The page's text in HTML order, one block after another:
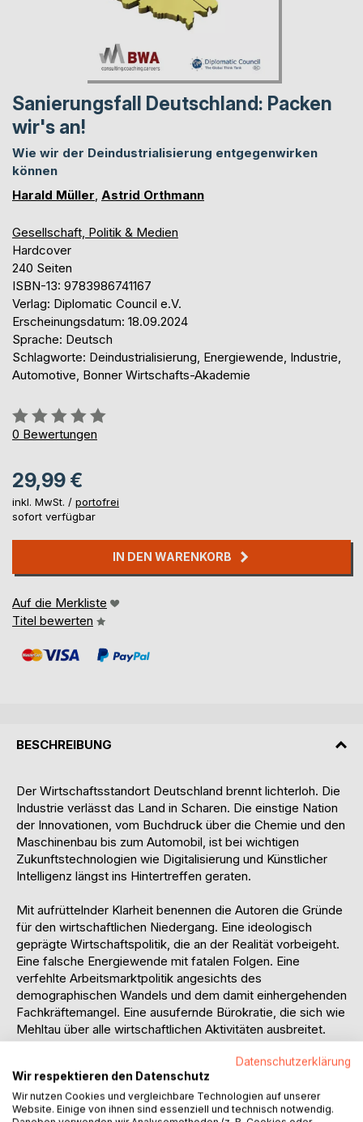
Sanierungsfall Deutschland: Packen
wir's an!
Wie wir der Deindustrialisierung entgegenwirken
können
Harald Müller Astrid Orthmann
Gesellschaft, Politik & Medien
Hardcover
240 Seiten
ISBN-13: 9783986741167
Verlag: Diplomatic Council e.V.
Erscheinungsdatum: 18.09.2024
Sprache: Deutsch
Schlagworte: Deindustrialisierung, Energiewende, Industrie,
Automotive, Bonner Wirtschafts-Akademie
Bewertung::
0%
0 Bewertungen
29,99 €
inkl. MwSt. / portofrei
sofort verfügbar
IN DEN WARENKORB
Auf die Merkliste
Titel bewerten
BESCHREIBUNG
Der Wirtschaftsstandort Deutschland brennt lichterloh. Die
Industrie verlässt das Land in Scharen. Die einstige Nation
der Innovationen, vom Buchdruck über die Chemie und den
Maschinenbau bis zum Automobil, ist bei wichtigen
Zukunftstechnologien wie Digitalisierung und Künstlicher
Intelligenz längst ins Hintertreffen geraten.
Mit aufrüttelnder Klarheit benennen die Autoren die Gründe
für den wirtschaftlichen Niedergang. Eine ideologisch
geprägte Wirtschaftspolitik, die an der Realität vorbeigeht.
Eine falsche Energiewende mit fatalen Folgen. Eine
verfehlte Arbeitsmarktpolitik angesichts des
demographischen Wandels und dem damit einhergehenden
Fachkräftemangel. Eine ausufernde Bürokratie, die sich wie
Mehltau über alle wirtschaftlichen Aktivitäten ausbreitet.
wirtschaftspolitischen Gestaltungsfreiheit an die EU
abgegeben - und die verfolgt eine toxische Agenda.
Doch Harald Müller und Astrid Orthmann belassen es nicht
Datenschutzerklärung
Wir respektieren den Datenschutz
Wir nutzen Cookies und vergleichbare Technologien auf unserer
Website. Einige von ihnen sind essenziell und technisch notwendig.